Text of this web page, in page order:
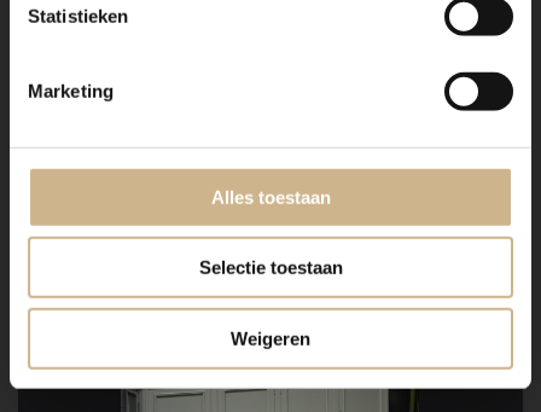
Statistieken
Marketing
Alles toestaan
Selectie toestaan
Weigeren